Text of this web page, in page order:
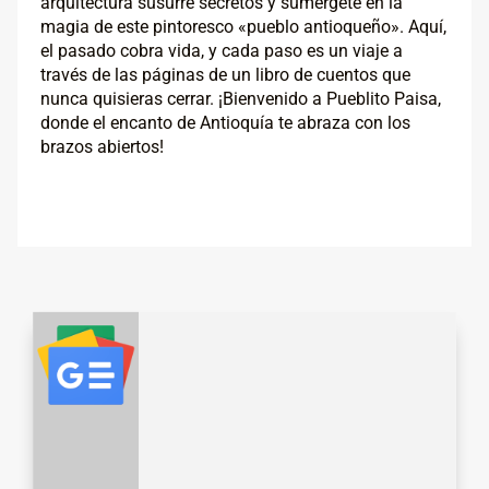
magia de este pintoresco «pueblo antioqueño». Aquí,
el pasado cobra vida, y cada paso es un viaje a
través de las páginas de un libro de cuentos que
nunca quisieras cerrar. ¡Bienvenido a Pueblito Paisa,
donde el encanto de Antioquía te abraza con los
brazos abiertos!